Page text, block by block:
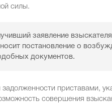
силы.
заявление
постановление о
документов.
задолженности приставами,
совершения